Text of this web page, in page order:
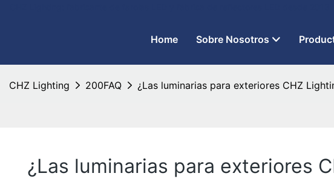
Home Sobre Nosotros
CHZ Lighting 200FAQ ¿Las luminarias para exteriores CHZ
¿Las luminarias para exteriores